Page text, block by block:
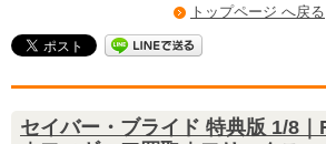
トップページ へ戻る
セイバー・ブライド 特典版 1/8